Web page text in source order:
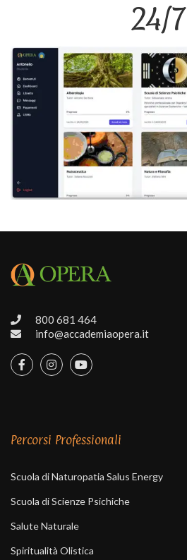
24/7
800 681 464
info@accademiaopera.it
Percorsi Professionali
Scuola di Naturopatia Salus Energy
Scuola di Scienze Psichiche
Salute Naturale
Spiritualità Olistica